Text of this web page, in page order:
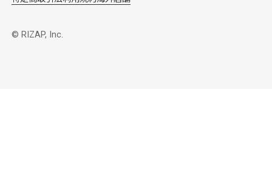
© RIZAP, Inc.